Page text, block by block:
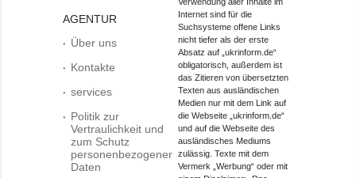
AGENTUR
Über uns
Kontakte
services
Politik zur
Vertraulichkeit und
zum Schutz
personenbezogener
Daten
Internet sind für die
Suchsysteme offene Links
nicht tiefer als der erste
Absatz auf „ukrinform.de“
obligatorisch, außerdem ist
das Zitieren von übersetzten
Texten aus ausländischen
Medien nur mit dem Link auf
die Webseite „ukrinform.de“
und auf die Webseite des
ausländisches Mediums
zulässig. Texte mit dem
Vermerk „Werbung“ oder mit